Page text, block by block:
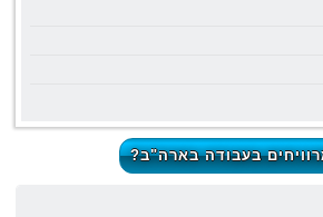
בעבודה בארה"ב?